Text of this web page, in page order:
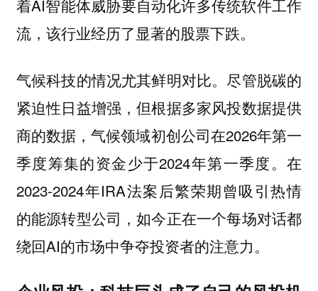
着AI智能体威胁要自动化许多传统软件工作
流，该行业经历了显著的股票下跌。
气候科技的情况尤其鲜明对比。尽管脱碳的
紧迫性日益增强，但根据多家风投数据提供
商的数据，气候领域初创公司在2026年第一
季度筹集的资金少于2024年第一季度。在
2023-2024年IRA法案后繁荣期曾吸引热情
的能源转型公司，如今正在一个每场对话都
绕回AI的市场中争夺投资者的注意力。